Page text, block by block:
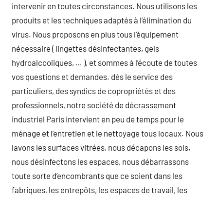
intervenir en toutes circonstances. Nous utilisons les
produits et les techniques adaptés à l’élimination du
virus. Nous proposons en plus tous l’équipement
nécessaire ( lingettes désinfectantes, gels
hydroalcooliques, … ), et sommes à l’écoute de toutes
vos questions et demandes. dès le service des
particuliers, des syndics de copropriétés et des
professionnels, notre société de décrassement
industriel Paris intervient en peu de temps pour le
ménage et l’entretien et le nettoyage tous locaux. Nous
lavons les surfaces vitrées, nous décapons les sols,
nous désinfectons les espaces, nous débarrassons
toute sorte d’encombrants que ce soient dans les
fabriques, les entrepôts, les espaces de travail, les